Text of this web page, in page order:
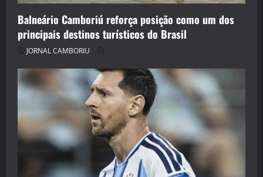
Balneário Camboriú reforça posição como um dos
principais destinos turísticos do Brasil
JORNAL CAMBORIU